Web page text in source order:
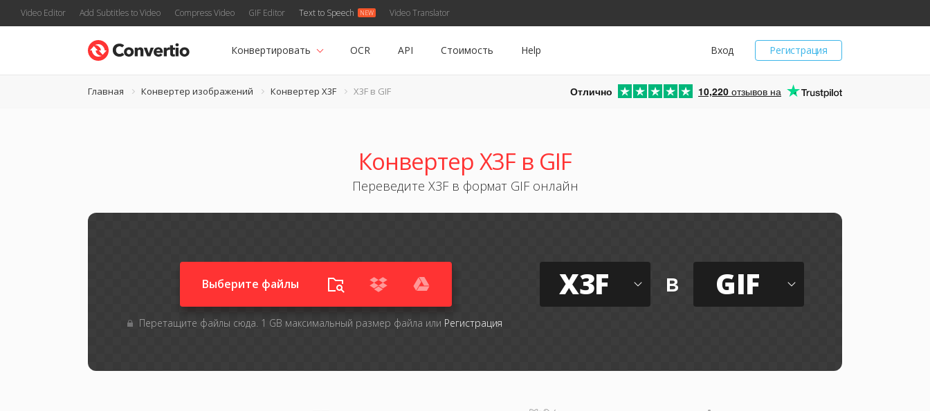
Video Editor Add Subtitles to Video Compress Video GIF Editor Text to Speech Video Translator
Регистрация
Вход
Конвертировать OCR API Стоимость Help
Главная Конвертер изображений Конвертер X3F X3F в GIF Отлично 10,220 отзывов на
Конвертер X3F в GIF
Переведите X3F в формат GIF онлайн
Выберите файлы
Перетащите файлы сюда. 1 GB максимальный размер файла или Регистрация
X3F в GIF